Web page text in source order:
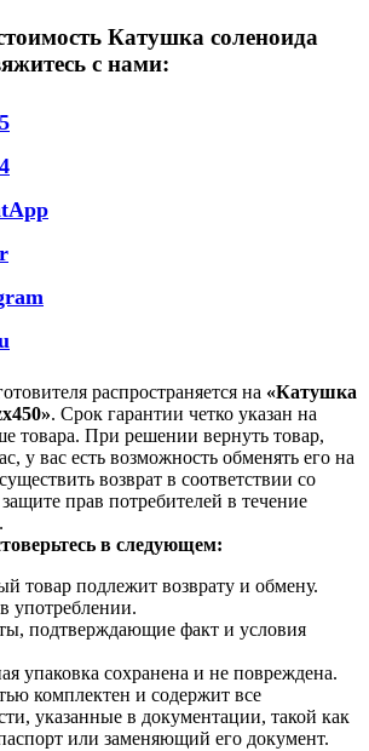
Катушка соленоида
с нами:
распространяется на «Катушка
. Срок гарантии четко указан на
товара. При решении вернуть товар,
у вас есть возможность обменять его на
возврат в соответствии со
прав потребителей в течение
в следующем:
товар подлежит возврату и обмену.
употреблении.
подтверждающие факт и условия
упаковка сохранена и не повреждена.
комплектен и содержит все
указанные в документации, такой как
или заменяющий его документ.